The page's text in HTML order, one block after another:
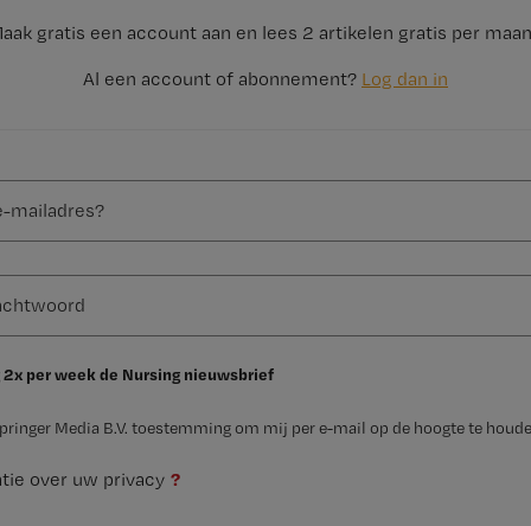
gratis een account aan en lees 2 artikelen gratis per
Al een account of abonnement? Log dan in
2x per week de Nursing nieuwsbrief
Media B.V. toestemming om mij per e-mail op de hoogte te
over uw privacy ?